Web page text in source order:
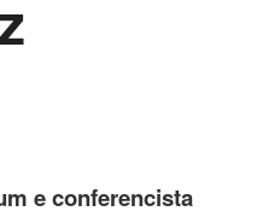
e conferencista